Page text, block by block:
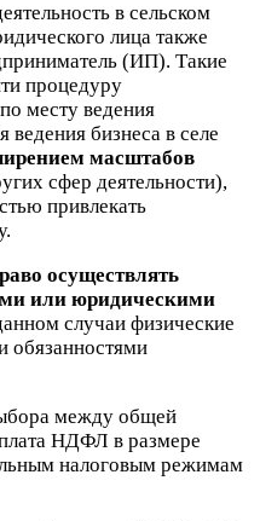
в сельском
лица также
(ИП). Такие
процедуру
месту ведения
бизнеса в селе
масштабов
сфер деятельности),
привлекать
осуществлять
или юридическими
случаи физические
обязанностями
между общей
НДФЛ в размере
налоговым режимам